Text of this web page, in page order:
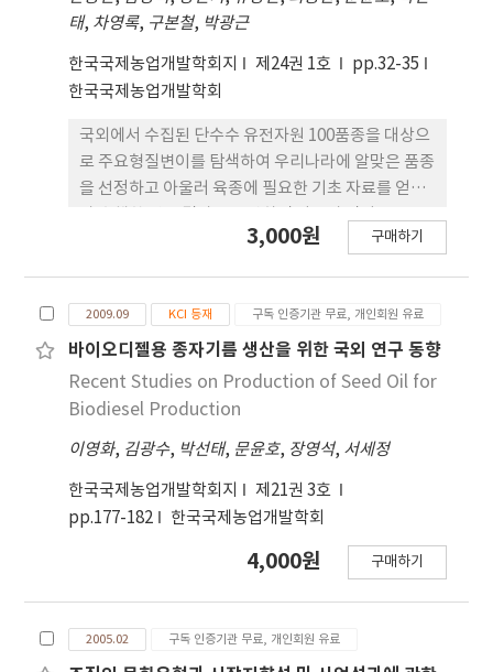
행복과 사회적 지속가능성을 연결 하는 핵심 개념으
로 다루었다. 이러한 결과는 한국의 인생이모작 정책
이 경제 중심에서 벗어나 심리적 안정, 사회적 참여,
복지적 치유를 포괄하는 방향으로 전환되어야 함을
시사한다. 아울러 본 연구는 향후 중장년 대상 평생교
육 프로그램, 인생이모작 지원정 책, 워라벨 기반 복
지프로그램 설계를 위한 정책적·현장적 기초 자료
를 제공한다.
태, 차영록, 구본철, 박광근
한국국제농업개발학회지 제24권 1호
pp.32-35
한국국제농업개발학회
국외에서 수집된 단수수 유전자원 100품종을 대상으
로 주요형질변이를 탐색하여 우리나라에 알맞은 품종
을 선정하고 아울러 육종에 필요한 기초 자료를 얻고
실용형질의 평균치는 간장 217 cm, 수장 23 cm, 절
치는 당도 범위는 3.8-20.8 Brix였고, 평균은 12.5
Brix였으며, 20 Brix를 초과하는 고당도인 “Early
Folger”과 “Georgia Blue Ribbon” 등 2품종을
선정하였으며 고당도 품종육성에 유망한 유전자원으
평균은 10 t ha−1이었으며, 30 t ha−1을 초과하는
“Sweet open burku head”, “Tinkish”,
“MN 2162” 등 3품종을 선정하였으며 셀룰로오스
계 바이오에탄올 생산에 유망한 유전자원으로 기대되
었다. 4. 주요 형질간의 상관관계는 간장과 절수, 경
태, 생체수량,건물수량, 출수소요일수 간에, 당도와
상관을 보였다. 5. 절수는 간장, 경태, 생체수량, 건물
수량 및 출수소요일수간에 그리고 출수소요일수는 수
3,000원 구매하기
2009.09 KCI 등재 구독 인증기관 무료, 개인회원 유료
바이오디젤용 종자기름 생산을 위한 국외 연구 동향
Recent Studies on Production of Seed Oil for
Biodiesel Production
이영화, 김광수, 박선태, 문윤호, 장영석, 서세정
한국국제농업개발학회지
제21권 3호
pp.177-182
한국국제농업개발학회
4,000원 구매하기
2005.02 구독 인증기관 무료, 개인회원 유료